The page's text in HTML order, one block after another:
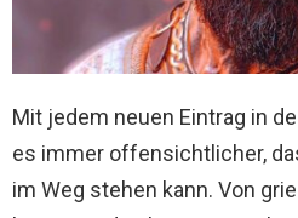
Mit jedem neuen Eintrag in
es immer offensichtlicher,
im Weg stehen kann. Von